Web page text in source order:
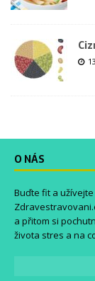
O NÁS
Buďte fit a
a přitom si
života stres a na